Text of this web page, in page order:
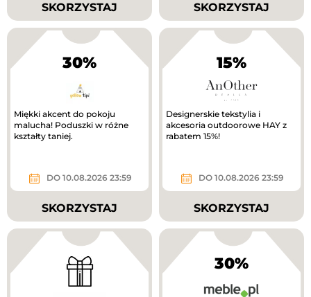
SKORZYSTAJ SKORZYSTAJ
30%
Miękki akcent do pokoju
malucha! Poduszki w różne
kształty taniej.
DO 10.08.2026 23:59
SKORZYSTAJ
15%
Designerskie tekstylia i
akcesoria outdoorowe HAY z
rabatem 15%!
DO 10.08.2026 23:59
SKORZYSTAJ
30%